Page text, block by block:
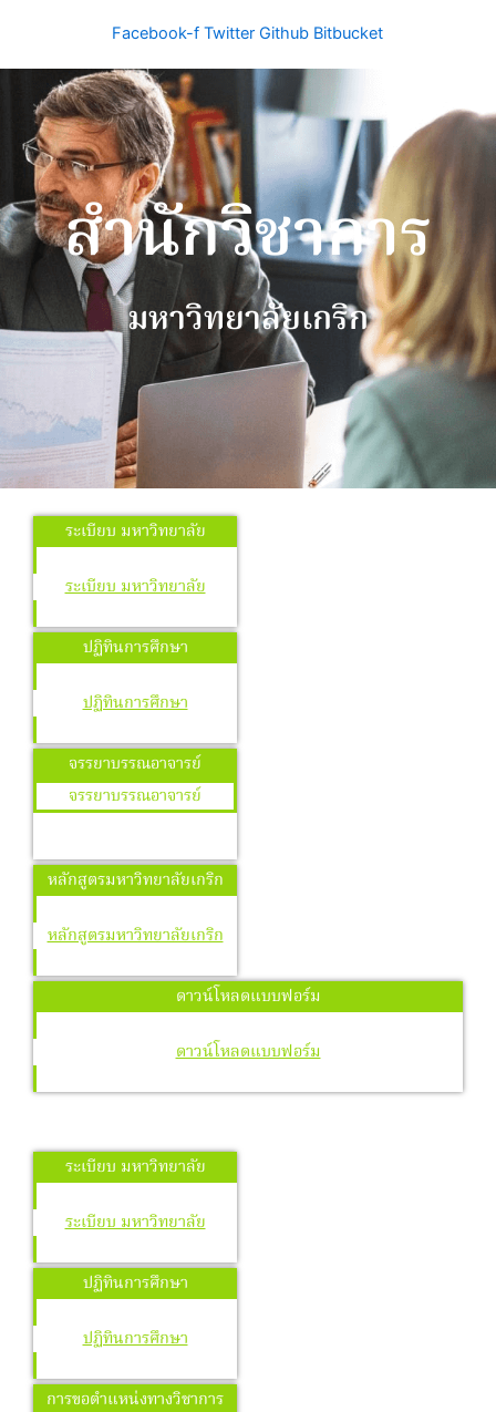
Facebook-f Twitter Github Bitbucket
สำนักวิชาการ
มหาวิทยาลัยเกริก
ระเบียบ มหาวิทยาลัย
ระเบียบ มหาวิทยาลัย
ปฏิทินการศึกษา
ปฏิทินการศึกษา
จรรยาบรรณอาจารย์
จรรยาบรรณอาจารย์
หลักสูตรมหาวิทยาลัยเกริก
หลักสูตรมหาวิทยาลัยเกริก
ดาวน์โหลดแบบฟอร์ม
ดาวน์โหลดแบบฟอร์ม
ระเบียบ มหาวิทยาลัย
ระเบียบ มหาวิทยาลัย
ปฏิทินการศึกษา
ปฏิทินการศึกษา
การขอตำแหน่งทางวิชาการ